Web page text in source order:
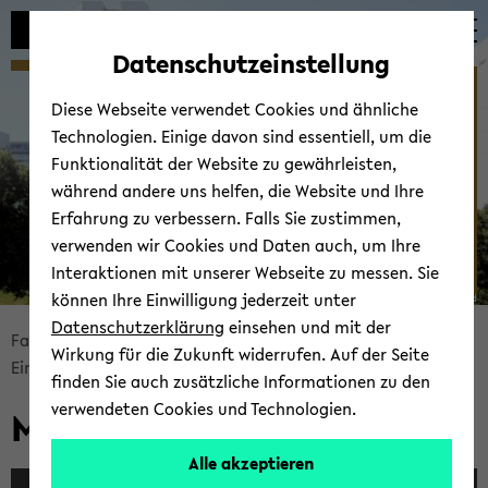
avoid
content
zum
wechseln
zum
wechseln
zum
wechseln
Bread­
crumb
übersprin­
gen
und
zum
Fakultät für Math­e­matik
Forschung
Ein­rich­tun­gen & Pro­jekte
MaRDI Bar­camp
© Uni­ver­sität Biele­feld
MaRDI Bar­camp
Datenschutzeinstellung
Diese Webseite verwendet Cookies und ähnliche
Technologien. Einige davon sind essentiell, um die
Funktionalität der Website zu gewährleisten,
während andere uns helfen, die Website und Ihre
Erfahrung zu verbessern. Falls Sie zustimmen,
verwenden wir Cookies und Daten auch, um Ihre
Interaktionen mit unserer Webseite zu messen. Sie
können Ihre Einwilligung jederzeit unter
Datenschutzerklärung einsehen und mit der
Wirkung für die Zukunft widerrufen. Auf der Seite
finden Sie auch zusätzliche Informationen zu den
verwendeten Cookies und Technologien.
Alle akzeptieren